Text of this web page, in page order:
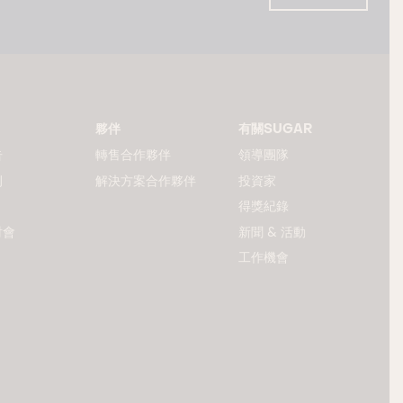
夥伴
轉售合作夥伴
解決方案合作夥伴
有關SUGAR
領導團隊
投資家
得獎紀錄
新聞 & 活動
工作機會